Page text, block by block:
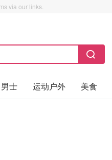
via our links.
男士 运动户外 美食